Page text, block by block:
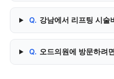
Q. 강남에서 리프팅 시술
Q. 오드의원에 방문하려